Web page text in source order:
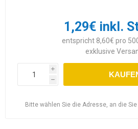
1,29€ inkl.
entspricht 8,60€ pro
exklusive
i
h
Bitte wählen Sie die Adresse, an die